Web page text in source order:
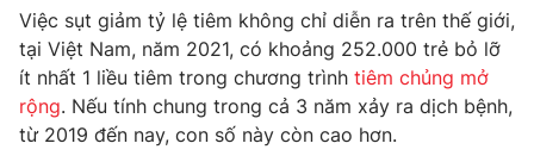
Cơ quan chủ quản: Đài Truyền hình Việt Nam
Cơ quan báo chí:Thời báo VTV
Giấy phép hoạt động báo in và báo điện tử số 483/GP-BTTTT
Việc sụt giảm tỷ lệ tiêm không chỉ diễn ra trên thế giới,
tại Việt Nam, năm 2021, có khoảng 252.000 trẻ bỏ lỡ
ít nhất 1 liều tiêm trong chương trình tiêm chủng mở
rộng. Nếu tính chung trong cả 3 năm xảy ra dịch bệnh,
từ 2019 đến nay, con số này còn cao hơn.